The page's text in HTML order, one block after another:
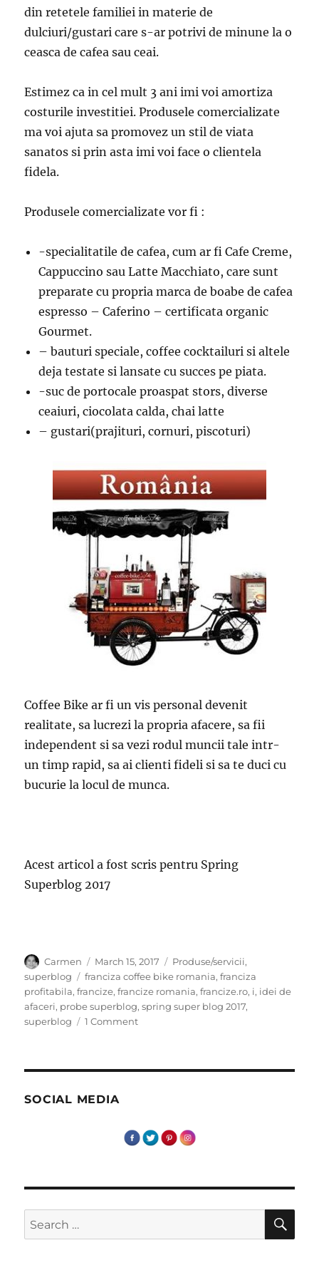
din retetele familiei in materie de
dulciuri/gustari care s-ar potrivi de minune la o
ceasca de cafea sau ceai.
Estimez ca in cel mult 3 ani imi voi amortiza
costurile investitiei. Produsele comercializate
ma voi ajuta sa promovez un stil de viata
sanatos si prin asta imi voi face o clientela
fidela.
Produsele comercializate vor fi :
-specialitatile de cafea, cum ar fi Cafe Creme,
Cappuccino sau Latte Macchiato, care sunt
preparate cu propria marca de boabe de cafea
espresso – Caferino – certificata organic
Gourmet.
– bauturi speciale, coffee cocktailuri si altele
deja testate si lansate cu succes pe piata.
-suc de portocale proaspat stors, diverse
ceaiuri, ciocolata calda, chai latte
– gustari(prajituri, cornuri, piscoturi)
Coffee Bike ar fi un vis personal devenit
realitate, sa lucrezi la propria afacere, sa fii
independent si sa vezi rodul muncii tale intr-
un timp rapid, sa ai clienti fideli si sa te duci cu
bucurie la locul de munca.
Acest articol a fost scris pentru Spring
Superblog 2017
Author
Carmen
Posted
on
March 15, 2017 Categories
Produse/servicii,
superblog
Tags
franciza coffee bike romania,franciza
profitabila,francize,francize romania,francize.ro, i, idei de
afaceri, probe superblog,spring super blog 2017,
superblog
1 Commenton
SOCIAL MEDIA
Search
for: